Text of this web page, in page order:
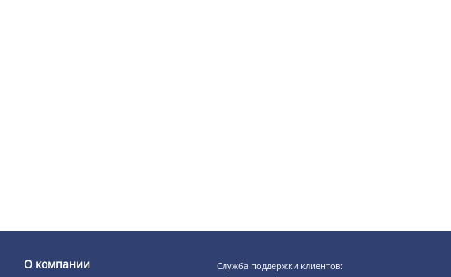
О компании Служба поддержки клиентов: